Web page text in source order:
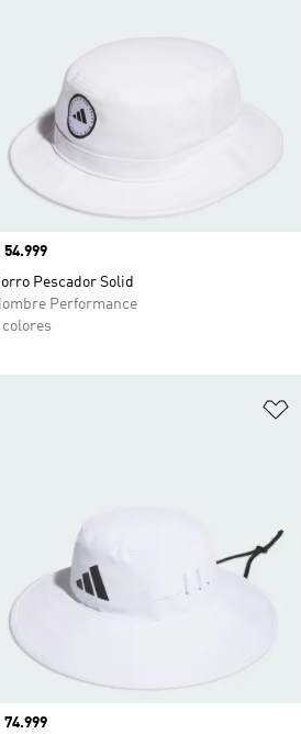
54.999
Pescador Solid
Performance
colores
74.999